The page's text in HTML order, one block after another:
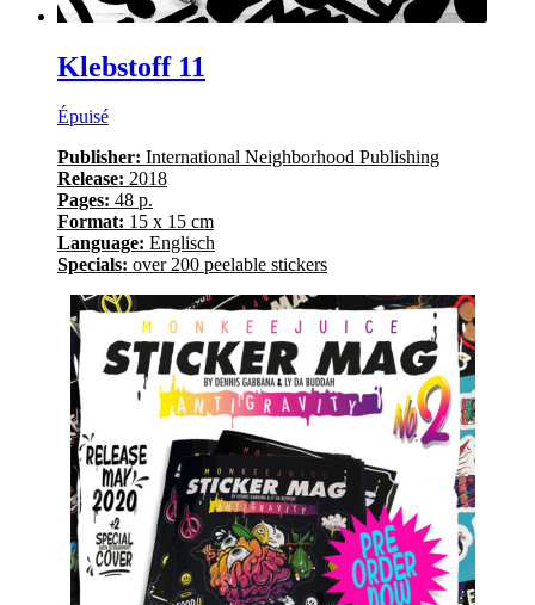
Klebstoff 11
Épuisé
Publisher: International Neighborhood Publishing
Release: 2018
Pages: 48 p.
Format: 15 x 15 cm
Language: Englisch
Specials: over200 peelable stickers